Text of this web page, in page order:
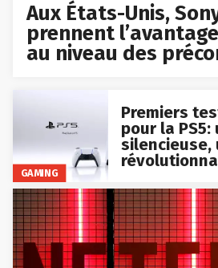
Aux États-Unis,
prennent
au niveau des
GAMING
Premiers
pour la
silencieuse,